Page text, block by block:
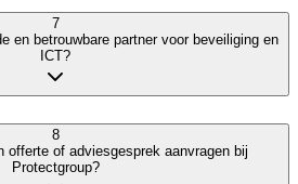
7
en betrouwbare partner voor beveiliging en
ICT?
8
offerte of adviesgesprek aanvragen bij
Protectgroup?